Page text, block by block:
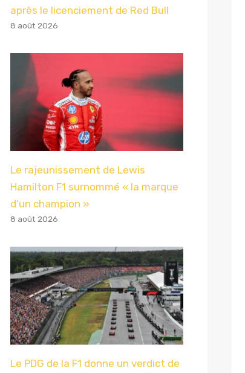
après le licenciement de Red Bull
8 août 2026
Le rajeunissement de Lewis
Hamilton F1 surnommé « la marque
d’un champion »
8 août 2026
Le PDG de la F1 donne un verdict de